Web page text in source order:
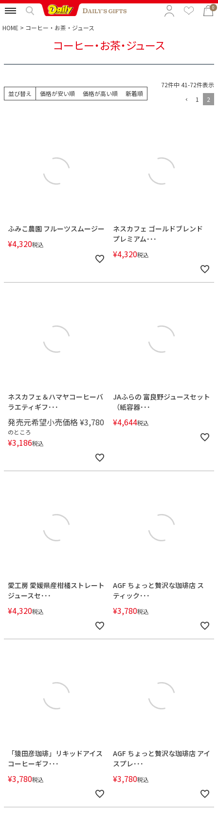
0
特集から選ぶ
カテゴリから選ぶ
HOME コーヒー・お茶・ジュース
コーヒー・お茶・ジュース
並び替え 価格が安い順 価格が高い順 新着順
72件中 41-72件表示
1
2
ふみこ農園 フルーツスムージー
¥4,320税込
ネスカフェ ゴールドブレンド
プレミアム･･･
¥4,320税込
ネスカフェ＆ハマヤコーヒーバ
ラエティギフ･･･
発売元希望小売価格¥3,780
のところ
¥3,186税込
JAふらの 富良野ジュースセット
（紙容器･･･
¥4,644税込
愛工房 愛媛県産柑橘ストレート
ジュースセ･･･
¥4,320税込
AGF ちょっと贅沢な珈琲店 ス
ティック･･･
¥3,780税込
「猿田彦珈琲」リキッドアイス
コーヒーギフ･･･
¥3,780税込
AGF ちょっと贅沢な珈琲店 アイ
スプレ･･･
¥3,780税込